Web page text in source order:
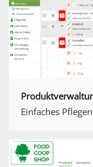
Einfaches